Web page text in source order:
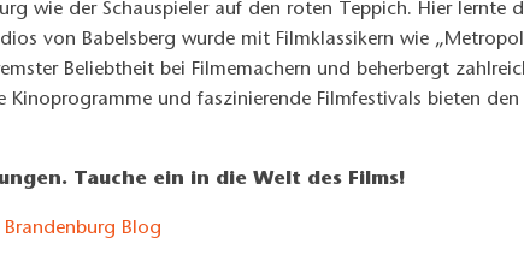
wie der Schauspieler auf den roten Teppich. Hier lernte
von Babelsberg wurde mit Filmklassikern wie
Beliebtheit bei Filmemachern und beherbergt
und faszinierende Filmfestivals bieten
Tauche ein in die Welt des Films!
Blog